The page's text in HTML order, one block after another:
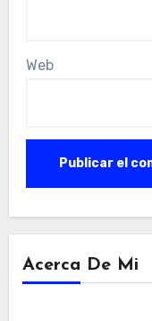
Web
Acerca De Mi